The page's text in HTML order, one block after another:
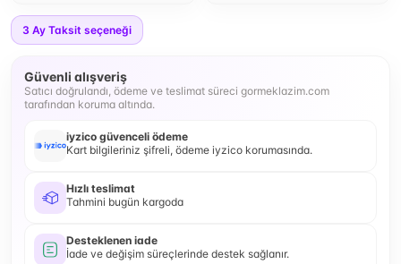
3 Ay Taksit seçeneği
Güvenli alışveriş
Satıcı doğrulandı, ödeme ve teslimat süreci gormeklazim.com
tarafından koruma altında.
iyzico güvenceli ödeme
Kart bilgileriniz şifreli, ödeme iyzico korumasında.
Hızlı teslimat
Tahmini bugün kargoda
Desteklenen iade
İade ve değişim süreçlerinde destek sağlanır.